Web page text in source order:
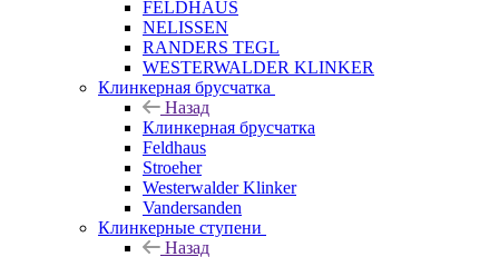
FELDHAUS
NELISSEN
RANDERS TEGL
WESTERWALDER KLINKER
Клинкерная брусчатка
Назад
Клинкерная брусчатка
Feldhaus
Stroeher
Westerwalder Klinker
Vandersanden
Клинкерные ступени
Назад